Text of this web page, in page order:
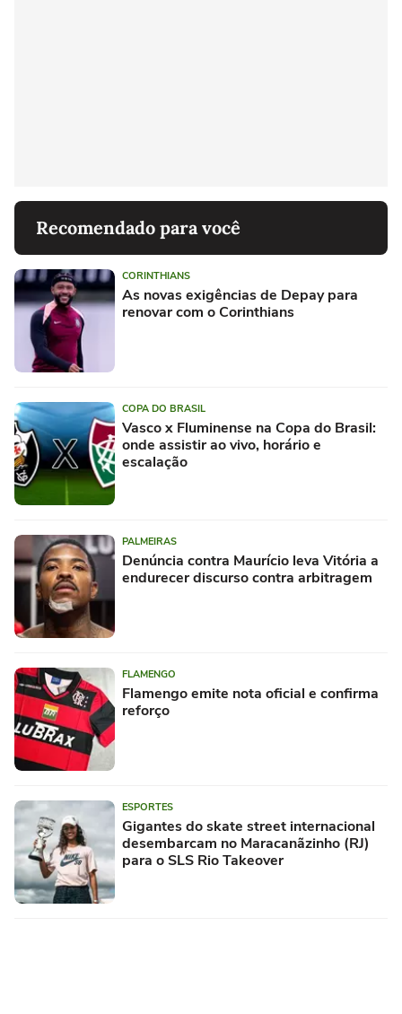
Recomendado para você
CORINTHIANS
As novas exigências de Depay para
renovar com o Corinthians
COPA DO BRASIL
Vasco x Fluminense na Copa do Brasil:
onde assistir ao vivo, horário e
escalação
PALMEIRAS
Denúncia contra Maurício leva Vitória a
endurecer discurso contra arbitragem
FLAMENGO
Flamengo emite nota oficial e confirma
reforço
ESPORTES
Gigantes do skate street internacional
desembarcam no Maracanãzinho (RJ)
para o SLS Rio Takeover